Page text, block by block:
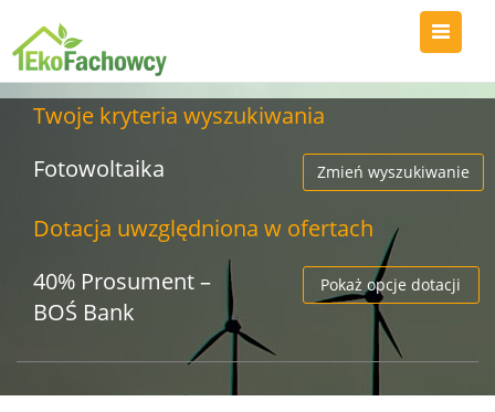
Twoje kryteria wyszukiwania
Zmień wyszukiwanie
Fotowoltaika
Dotacja uwzględniona w ofertach
Pokaż opcje dotacji
40% Prosument –
BOŚ Bank